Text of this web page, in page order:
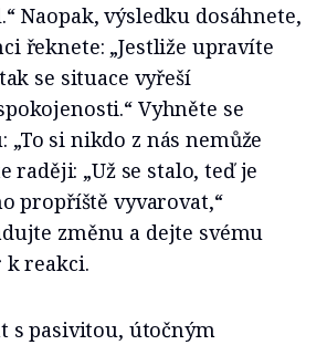
Naopak, výsledku dosáhnete,
řeknete: „Jestliže upravíte
se situace vyřeší
Vyhněte se
si nikdo z nás nemůže
raději: „Už se stalo, teď je
propříště vyvarovat,“
změnu a dejte svému
reakci.
s pasivitou, útočným